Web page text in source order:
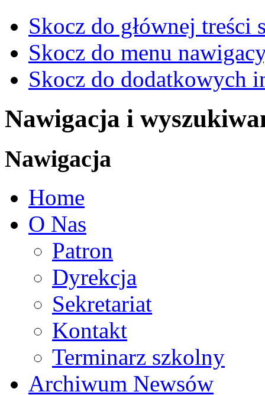
Skocz do głównej treści
Skocz do menu
Skocz do dodatkowych
Nawigacja i
Nawigacja
Home
O Nas
Patron
Dyrekcja
Sekretariat
Kontakt
Terminarz szkolny
Archiwum Newsów